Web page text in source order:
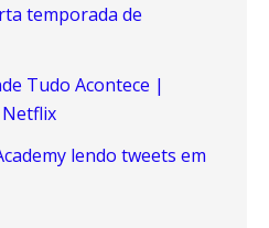
temporada de
Tudo Acontece |
lendo tweets em